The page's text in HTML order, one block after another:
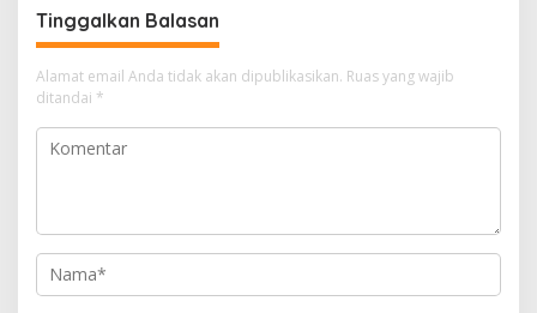
Tinggalkan Balasan
Alamat email Anda tidak akan dipublikasikan. Ruas yang wajib
ditandai *